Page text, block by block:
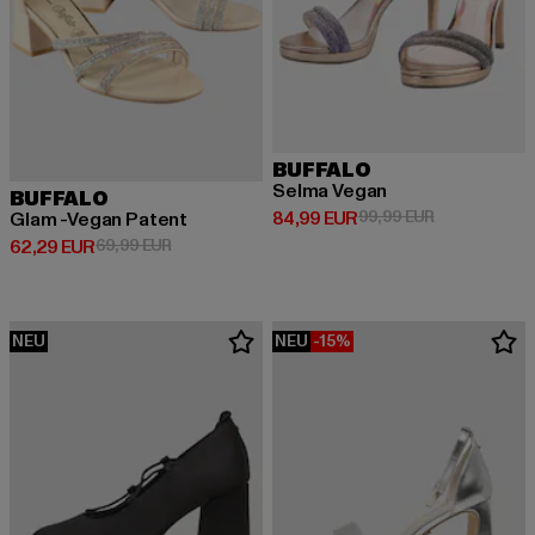
BUFFALO
Glam -Vegan Patent
62,29 EUR
Derzeitiger Preis: 62,29 EUR
69,99 EURAktionspreis: 69,99 EUR
BUFFALO
Selma Vegan
84,99 EUR
Derzeitiger Preis: 84,99 EUR
99,99 EURAktionspreis:
NEU NEU -15%